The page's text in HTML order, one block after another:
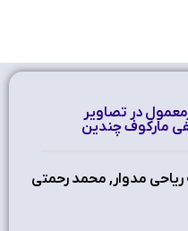
در تصاویر
مارکوف چندین
ریاحی مدوار, محمد رحمتی